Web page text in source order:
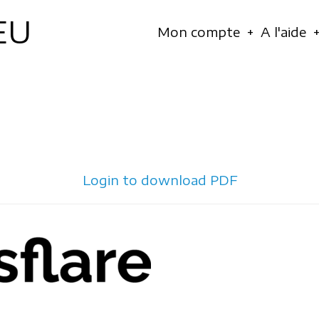
Navigation
Mon compte A l'aide
Login to download PDF